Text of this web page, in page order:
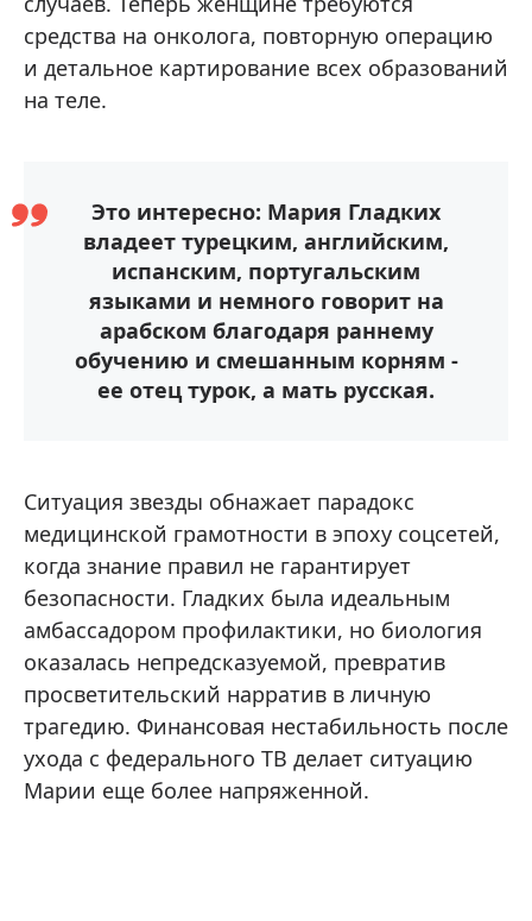
средства на онколога, повторную операцию
и детальное картирование всех образований
на теле.
Это интересно: Мария Гладких
владеет турецким, английским,
испанским, португальским
языками и немного говорит на
арабском благодаря раннему
обучению и смешанным корням -
ее отец турок, а мать русская.
Ситуация звезды обнажает парадокс
медицинской грамотности в эпоху соцсетей,
когда знание правил не гарантирует
безопасности. Гладких была идеальным
амбассадором профилактики, но биология
оказалась непредсказуемой, превратив
просветительский нарратив в личную
трагедию. Финансовая нестабильность после
ухода с федерального ТВ делает ситуацию
Марии еще более напряженной.